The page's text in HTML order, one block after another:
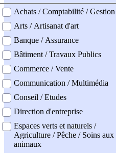
professionel
Achats / Comptabilité / Gestion
Arts / Artisanat d'art
Banque / Assurance
Bâtiment / Travaux Publics
Commerce / Vente
Communication / Multimédia
Conseil / Etudes
Direction d'entreprise
Espaces verts et naturels /
Agriculture / Pêche / Soins aux
animaux